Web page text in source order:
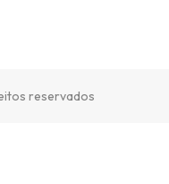
reservados